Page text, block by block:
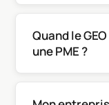
Quand le
une PME ?